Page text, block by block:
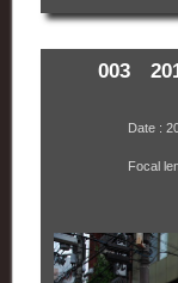
003
Date : 2011/
Focal